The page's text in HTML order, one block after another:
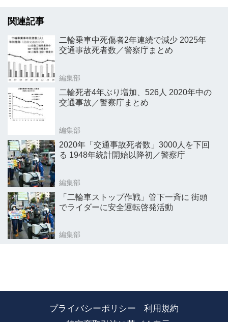
関連記事
二輪乗車中死傷者2年連続で減少 2025年
交通事故死者数／警察庁まとめ
編集部
二輪死者4年ぶり増加、526人 2020年中の
交通事故／警察庁まとめ
編集部
2020年「交通事故死者数」3000人を下回
る 1948年統計開始以降初／警察庁
編集部
「二輪車ストップ作戦」管下一斉に 街頭
でライダーに安全運転啓発活動
編集部
プライバシーポリシー
利用規約